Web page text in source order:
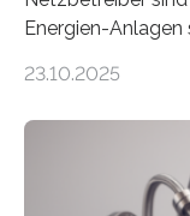
Energien-
ermöglichen.
einem
neuen Bericht für
23.10.2025